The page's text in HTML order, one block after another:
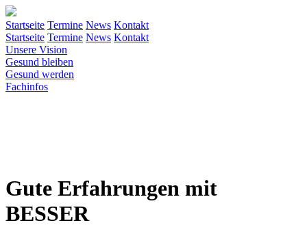
Startseite Termine News Kontakt
Startseite Termine News Kontakt
Unsere Vision
Gesund bleiben
Gesund werden
Fachinfos
Gute Erfahrungen mit
BESSER